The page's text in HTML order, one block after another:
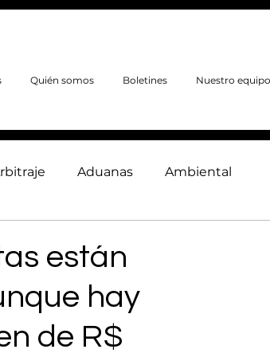
Quién somos Boletines Nuestro equipo
Aduanas Ambiental
están
hay
de R$